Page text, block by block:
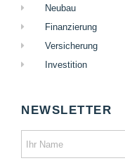
Neubau
Finanzierung
Versicherung
Investition
NEWSLETTER